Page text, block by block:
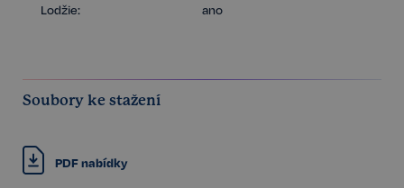
Lodžie: ano
Soubory ke stažení
PDF nabídky